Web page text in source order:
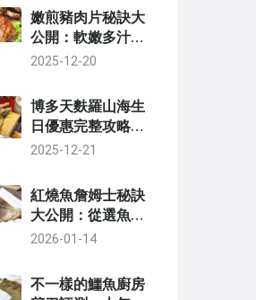
嫩煎豬肉片秘訣大
公開：軟嫩多汁的
家常美味指南
2025-12-20
博多天麩羅山海生
日優惠完整攻略：
申請秘訣與優惠內
2025-12-21
紅燒魚詹姆士秘訣
大公開：從選魚到
醬汁的完整指南
2026-01-14
不一樣的鱷魚廚房